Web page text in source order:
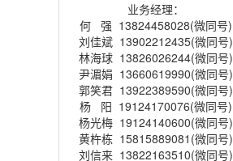
业务经理：
何 强 13824458028(微同号)
刘佳斌 13902212435(微同号)
林海球 13826026244(微同号)
尹湄娟 13660619990(微同号)
郭笑君 13922389590(微同号)
杨 阳 19124170076(微同号)
杨光梅 19124140600(微同号)
黄杵栋 15815889081(微同号)
刘信来 13822163510(微同号)